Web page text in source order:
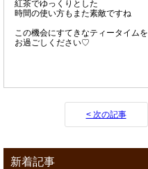
紅茶でゆっくりとした
時間の使い方もまた素敵ですね
この機会にすてきなティータイムを
お過ごしください♡
< 次の記事
新着記事